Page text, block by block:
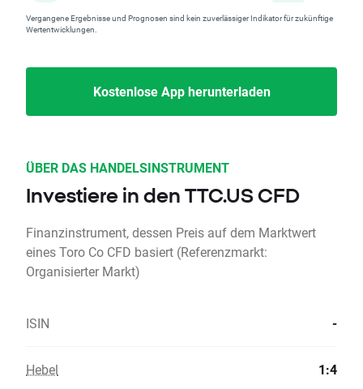
Vergangene Ergebnisse und Prognosen sind kein zuverlässiger Indikator für zukünftige
Wertentwicklungen.
Kostenlose App herunterladen
ÜBER DAS HANDELSINSTRUMENT
Investiere in den TTC.US CFD
Finanzinstrument, dessen Preis auf dem Marktwert
eines Toro Co CFD basiert (Referenzmarkt:
Organisierter Markt)
ISIN -
Hebel 1:4